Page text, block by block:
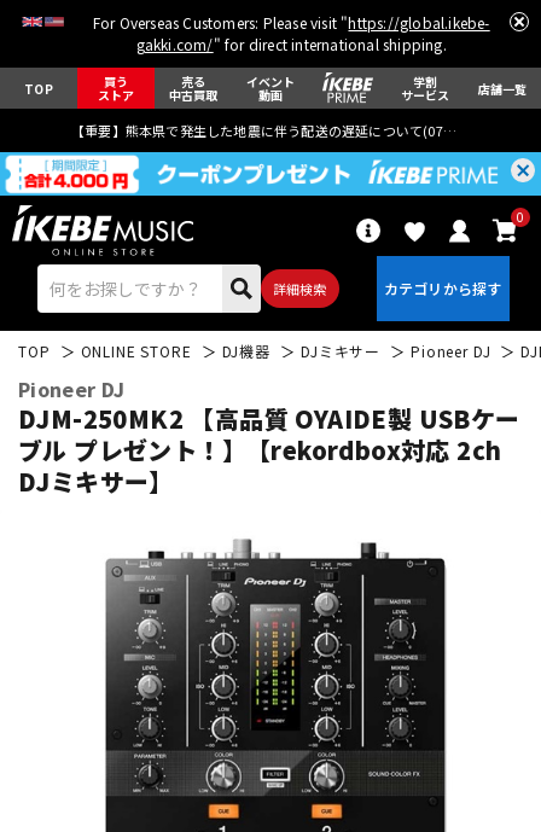
For Overseas Customers: Please visit "https://global.ikebe-
gakki.com/" for direct international shipping.
TOP 買う
ストア
売る
中古買取
イベント
動画
学割
サービス 店舗一覧
【重要】熊本県で発生した地震に伴う配送の遅延について(07月29日
詳細検索
0
エレキギター
ベース ウクレレ
ドラム パーカッション
キーボード 電子ピアノ
TOP ONLINE STORE DJ機器 DJミキサー Pioneer DJ
Pioneer DJ
DJM-250MK2 【高品質 OYAIDE製 USBケー
ブル プレゼント！】【rekordbox対応 2ch
DJミキサー】